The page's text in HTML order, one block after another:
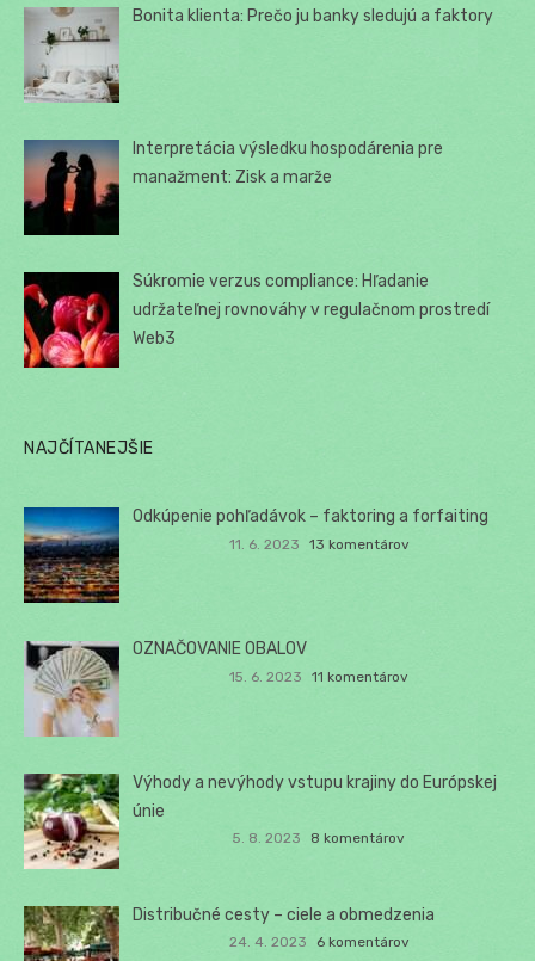
Bonita klienta: Prečo ju banky sledujú a faktory
Interpretácia výsledku hospodárenia pre
manažment: Zisk a marže
Súkromie verzus compliance: Hľadanie
udržateľnej rovnováhy v regulačnom prostredí
Web3
NAJČÍTANEJŠIE
Odkúpenie pohľadávok – faktoring a forfaiting
11. 6. 2023 13 komentárov
OZNAČOVANIE OBALOV
15. 6. 2023 11 komentárov
Výhody a nevýhody vstupu krajiny do Európskej
únie
5. 8. 2023 8 komentárov
Distribučné cesty – ciele a obmedzenia
24. 4. 2023 6 komentárov